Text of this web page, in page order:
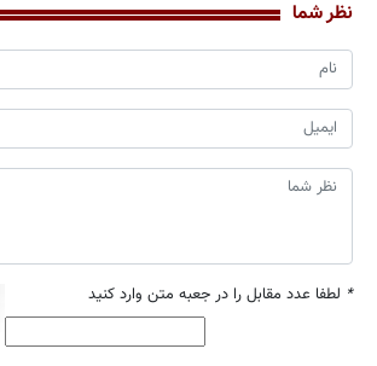
نظر شما
* لطفا عدد مقابل را در جعبه متن وارد کنید